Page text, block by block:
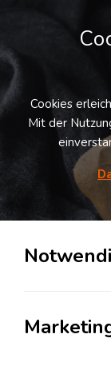
Treffer -
Cookies
Mit der